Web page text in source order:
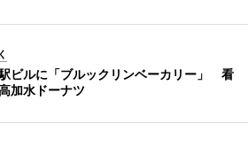
ビルに「ブルックリンベーカリー」 看
加水ドーナツ